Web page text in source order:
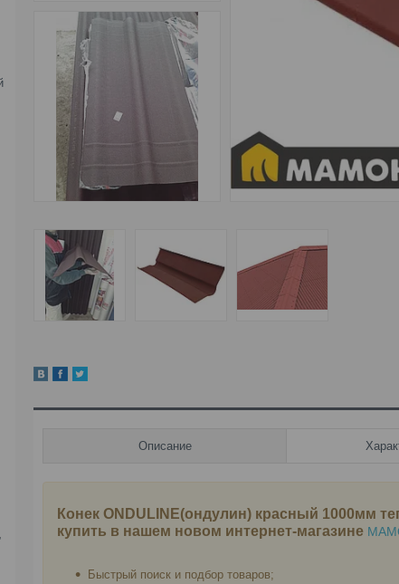
Описание
Конек ONDULINE(ондулин) красный 1000мм
купить в нашем новом интернет-магазине
Быстрый поиск и подбор товаров;